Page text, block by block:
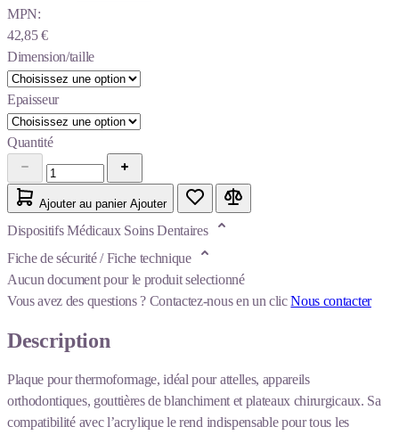
MPN:
42,85 €
Dimension/taille
Epaisseur
Quantité
Ajouter au panier Ajouter
Dispositifs Médicaux Soins Dentaires
Fiche de sécurité / Fiche technique
Aucun document pour le produit selectionné
Vous avez des questions ? Contactez-nous en un clicNous contacter
Description
Plaque pour thermoformage, idéal pour attelles, appareils
orthodontiques, gouttières de blanchiment et plateaux chirurgicaux. Sa
compatibilité avec l’acrylique le rend indispensable pour tous les